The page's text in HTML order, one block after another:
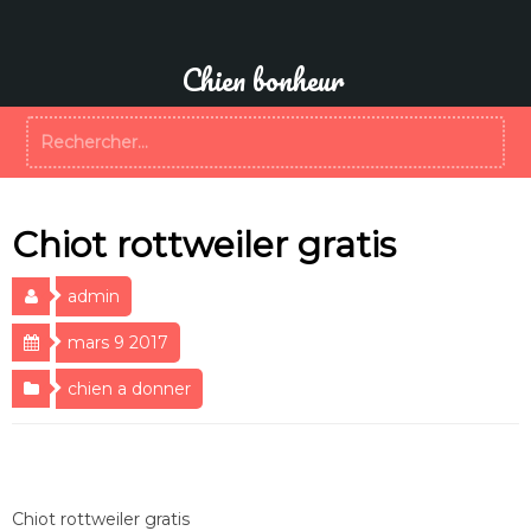
Chien bonheur
Chiot rottweiler gratis
admin
mars 9 2017
chien a donner
Chiot rottweiler gratis
Rechercher :